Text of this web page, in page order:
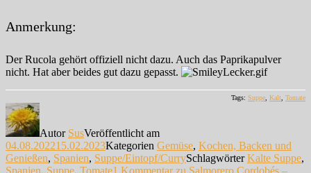
Anmerkung:
Der Rucola gehört offiziell nicht dazu. Auch das Paprikapulver
nicht. Hat aber beides gut dazu gepasst.
Tags: Suppe Kalt Tomate
Autor SusVeröffentlicht am
04.08.202215.02.2023Kategorien Gemüse, Kochen, Backen und
Genießen, Spanien, Suppe/Eintopf/CurrySchlagwörterKalte Suppe,
Spanien, Suppe, Tomate1 Kommentarzu Salmorero Cordobés –